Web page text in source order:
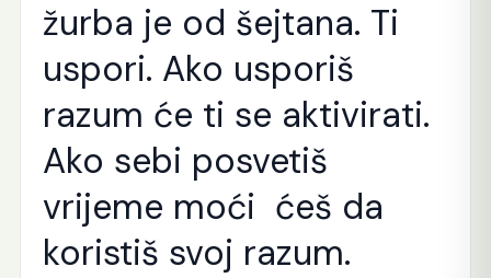
žurba je od šejtana. Ti
uspori. Ako usporiš
razum će ti se aktivirati.
Ako sebi posvetiš
vrijeme moći ćeš da
koristiš svoj razum.